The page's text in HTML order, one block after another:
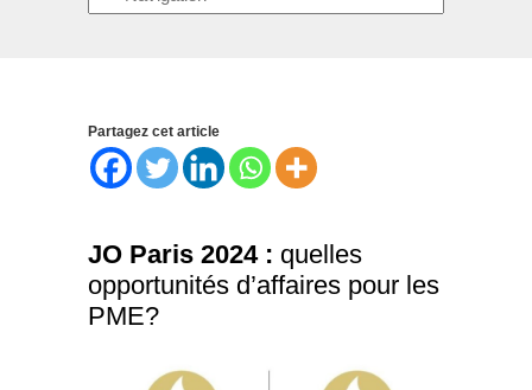
Partagez cet article
JO Paris 2024 : quelles
opportunités d’affaires pour les
PME?